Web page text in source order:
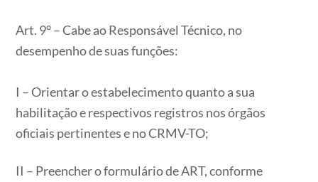
Art. 9° – Cabe ao Responsável Técnico, no
desempenho de suas funções:
I – Orientar o estabelecimento quanto a sua
habilitação e respectivos registros nos órgãos
oficiais pertinentes e no CRMV-TO;
II – Preencher o formulário de ART, conforme